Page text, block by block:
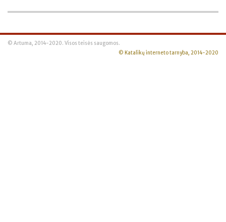
© Artuma, 2014-2020. Visos teisės saugomos.
© Katalikų interneto tarnyba, 2014-2020